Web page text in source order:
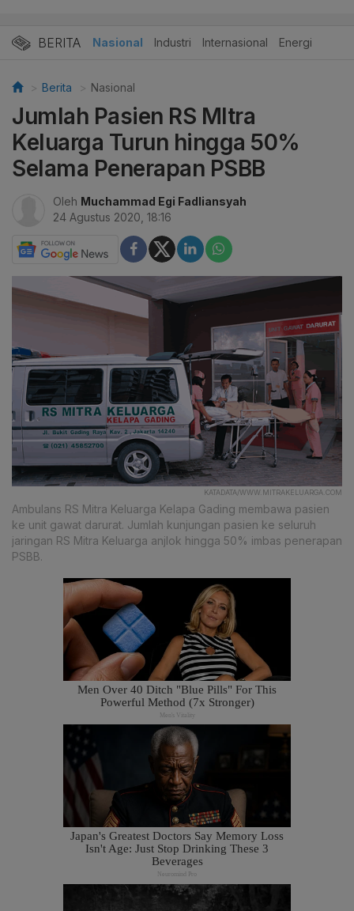
BERITA Nasional Industri Internasional Energi
Berita Nasional
Jumlah Pasien RS MItra
Keluarga Turun hingga 50%
Selama Penerapan PSBB
Oleh Muchammad Egi Fadliansyah
24 Agustus 2020, 18:16
KATADATA/WWW.MITRAKELUARGA.COM
Ambulans RS Mitra Keluarga Kelapa Gading membawa pasien
ke unit gawat darurat. Jumlah kunjungan pasien ke seluruh
jaringan RS Mitra Keluarga anjlok hingga 50% imbas penerapan
PSBB.